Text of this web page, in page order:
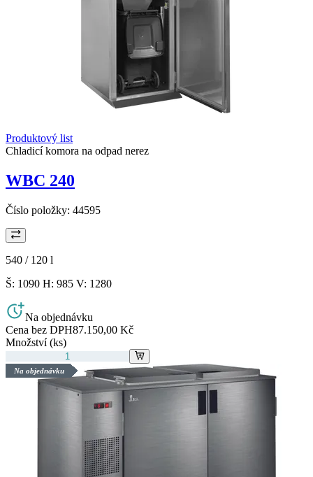
Produktový list
Chladicí komora na odpad nerez
WBC 240
Číslo položky: 44595
540 / 120 l
Š: 1090 H: 985 V: 1280
Na objednávku
Cena bez DPH87.150,00 Kč
Množství (ks)
Na objednávku